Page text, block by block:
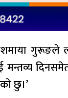
गुरूङले
मन्तव्य
छु।’